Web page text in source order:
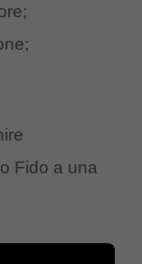
Fido a una